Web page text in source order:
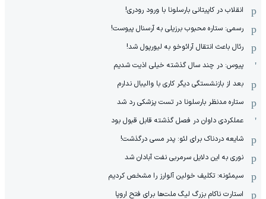
انقلاب در کاپیتانی بارسلونا با ورود رودری!
رسمی: ستاره محبوب برزیلی به آرسنال پیوست!
رئال باعث انتقال آرائوخو به لیورپول شد!
پیوس: در چند سال گذشته خیلی اذیت شدیم
بعد از بازنشستگی دیگر کاری با والیبال ندارم
ستاره مدنظر بارسلونا در تست پزشکی رد شد
عملکردی داوان در فصل گذشته قابل قبول بود
شایعه دردناک برای لئو: پدر مسی درگذشت!
نوری به این دلایل سرمربی نفت آبادان شد
سیمئونه: تکلیف خولین آلوارز را مشخص کردیم
استارت ناکام بزرگ لیگ ملت‌ها برای فتح اروپا